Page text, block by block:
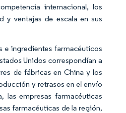
internacional, los
y ventajas de escala en sus
ingredientes farmacéuticos
Unidos correspondían a
de fábricas en China y los
y retrasos en el envío
las empresas farmacéuticas
farmacéuticas de la región,